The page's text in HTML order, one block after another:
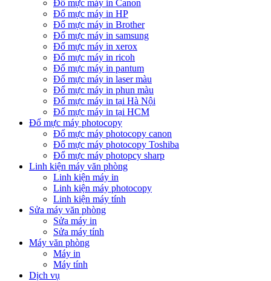
Đổ mực máy in Canon
Đổ mực máy in HP
Đổ mực máy in Brother
Đổ mực máy in samsung
Đổ mực máy in xerox
Đổ mực máy in ricoh
Đổ mực máy in pantum
Đổ mực máy in laser màu
Đổ mực máy in phun màu
Đổ mực máy in tại Hà Nội
Đổ mực máy in tại HCM
Đổ mực máy photocopy
Đổ mực máy photocopy canon
Đổ mực máy photocopy Toshiba
Đổ mực máy photopcy sharp
Linh kiện máy văn phòng
Linh kiện máy in
Linh kiện máy photocopy
Linh kiện máy tính
Sửa máy văn phòng
Sửa máy in
Sửa máy tính
Máy văn phòng
Máy in
Máy tính
Dịch vụ